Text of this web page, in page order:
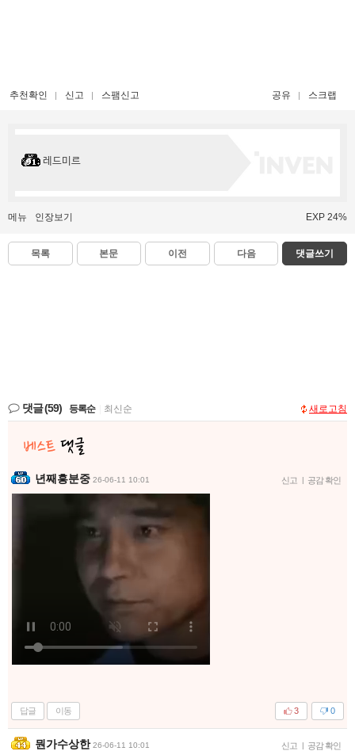
추천확인 신고 스팸신고 공유 스크랩
레드미르
메뉴 인장보기 EXP 24%
목록 본문 이전 다음 댓글쓰기
댓글(59) 등록순 최신순 새로고침
년째흥분중 26-06-11 10:01 신고 | 공감 확인
답글 이동 0
3
뭔가수상한 26-06-11 10:01 신고 | 공감 확인